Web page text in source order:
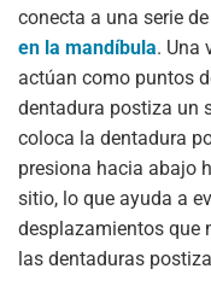
conecta a una serie
en la mandíbula. Una
actúan como puntos
dentadura postiza un
coloca la dentadura
presiona hacia abajo
sitio, lo que ayuda a
desplazamientos que
las dentaduras